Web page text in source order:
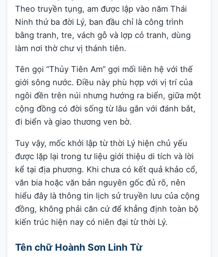
Theo truyền tụng, am được lập vào năm Thái
Ninh thứ ba đời Lý, ban đầu chỉ là công trình
bằng tranh, tre, vách gỗ và lợp cỏ tranh, dùng
làm nơi thờ chư vị thánh tiên.
Tên gọi “Thủy Tiên Am” gợi mối liên hệ với thế
giới sông nước. Điều này phù hợp với vị trí của
ngôi đền trên núi nhưng hướng ra biển, giữa một
cộng đồng có đời sống từ lâu gắn với đánh bắt,
đi biển và giao thương ven bờ.
Tuy vậy, mốc khởi lập từ thời Lý hiện chủ yếu
được lặp lại trong tư liệu giới thiệu di tích và lời
kể tại địa phương. Khi chưa có kết quả khảo cổ,
văn bia hoặc văn bản nguyên gốc đủ rõ, nên
hiểu đây là thông tin lịch sử truyền lưu của cộng
đồng, không phải căn cứ để khẳng định toàn bộ
kiến trúc hiện nay có niên đại từ thời Lý.
Tên chữ Hoành Sơn Linh Từ